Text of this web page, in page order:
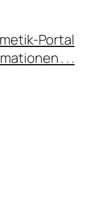
Portal
. . .